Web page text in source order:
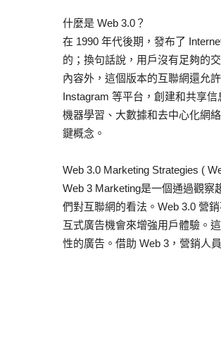
什麼是 Web 3.0？
在 1990 年代後期，發布了
的；換句話說，用戶沒有足夠的
內容外，這個版本的互聯網還允
Instagram 等平台，創建和共享
機器學習、大數據和去中心化網
鍵概念。
Web 3.0 Marketing Strategies (
Web 3 Marketing是一個通過觀
們對互聯網的看法。Web 3.0 營
互式廣告機會來增強用戶體驗。
性的廣告。借助 Web 3，營銷人